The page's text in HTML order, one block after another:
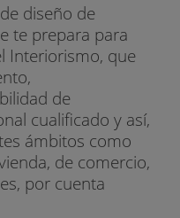
diseño de
te prepara para
Interiorismo, que
de
cualificado y así,
ámbitos como
de comercio,
por cuenta